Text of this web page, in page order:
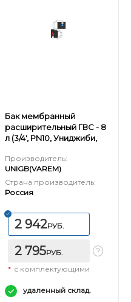
Бак мембранный
расширительный ГВС - 8
л (3/4', PN10, Униджиби,
Производитель:
UNIGB(VAREM)
Страна производитель:
Россия
2 942РУБ.
2 795РУБ.
* с комплектующими
удаленный склад.